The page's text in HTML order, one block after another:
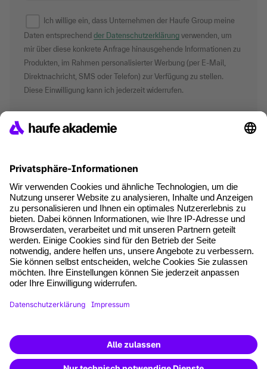
Ich willige ein, dass Unternehmen der Haufe Group meine
Daten entsprechend der Datenschutzerklärung verwenden, um
mir über diese konkrete Anfrage hinausgehende Informationen zu
Produkten, im Rahmen personalisierter Werbung (per E-Mail,
Direktnachricht, SMS oder Telefon) zur Verfügung zu stellen.
Diese Einwilligung kann ich jederzeit widerrufen.
*Pflichtfelder
where tech professionals grow
AGB
Datenschutz
Cookie-Einstellungen